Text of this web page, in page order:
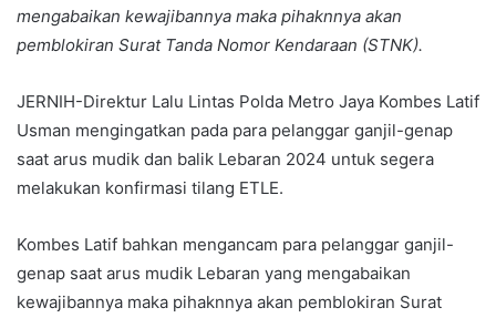
mengabaikan kewajibannya maka pihaknnya akan
pemblokiran Surat Tanda Nomor Kendaraan (STNK).
JERNIH-Direktur Lalu Lintas Polda Metro Jaya Kombes Latif
Usman mengingatkan pada para pelanggar ganjil-genap
saat arus mudik dan balik Lebaran 2024 untuk segera
melakukan konfirmasi tilang ETLE.
Kombes Latif bahkan mengancam para pelanggar ganjil-
genap saat arus mudik Lebaran yang mengabaikan
kewajibannya maka pihaknnya akan pemblokiran Surat